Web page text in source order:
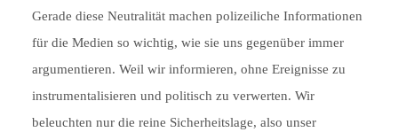
Gerade diese Neutralität machen polizeiliche Informationen
für die Medien so wichtig, wie sie uns gegenüber immer
argumentieren. Weil wir informieren, ohne Ereignisse zu
instrumentalisieren und politisch zu verwerten. Wir
beleuchten nur die reine Sicherheitslage, also unser